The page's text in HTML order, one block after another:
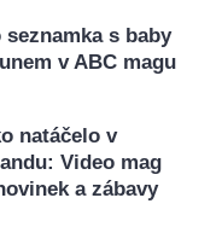
seznamka s baby
v ABC magu
natáčelo v
Video mag
a zábavy